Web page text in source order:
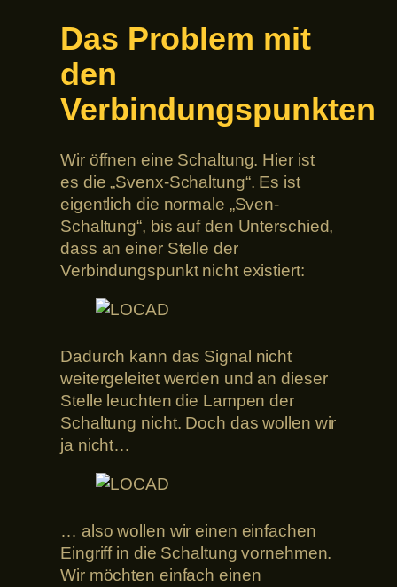
Das Problem mit
den
Verbindungspunkten
Wir öffnen eine Schaltung. Hier ist
es die „Svenx-Schaltung“. Es ist
eigentlich die normale „Sven-
Schaltung“, bis auf den Unterschied,
dass an einer Stelle der
Verbindungspunkt nicht existiert:
Dadurch kann das Signal nicht
weitergeleitet werden und an dieser
Stelle leuchten die Lampen der
Schaltung nicht. Doch das wollen wir
ja nicht…
… also wollen wir einen einfachen
Eingriff in die Schaltung vornehmen.
Wir möchten einfach einen